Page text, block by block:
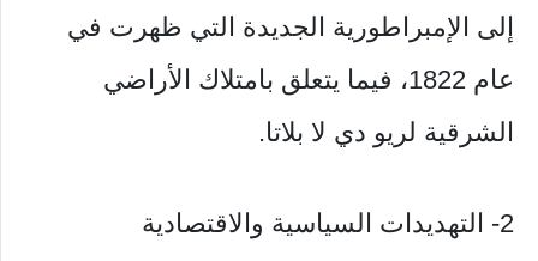
إلى الإمبراطورية الجديدة التي ظهرت في
عام 1822، فيما يتعلق بامتلاك الأراضي
الشرقية لريو دي لا بلاتا.
2- التهديدات السياسية والاقتصادية